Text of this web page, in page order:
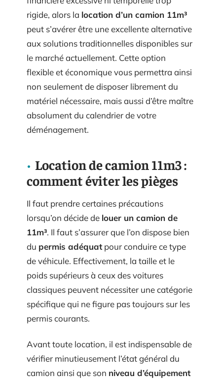
rigide, alors la location d’un camion 11m³
peut s’avérer être une excellente alternative
aux solutions traditionnelles disponibles sur
le marché actuellement. Cette option
flexible et économique vous permettra ainsi
non seulement de disposer librement du
matériel nécessaire, mais aussi d’être maître
absolument du calendrier de votre
déménagement.
Location de camion 11m3 :
comment éviter les pièges
Il faut prendre certaines précautions
lorsqu’on décide de louer un camion de
11m³. Il faut s’assurer que l’on dispose bien
du permis adéquatpour conduire ce type
de véhicule. Effectivement, la taille et le
poids supérieurs à ceux des voitures
classiques peuvent nécessiter une catégorie
spécifique qui ne figure pas toujours sur les
permis courants.
Avant toute location, il est indispensable de
vérifier minutieusement l’état général du
camion ainsi que son niveau d’équipement